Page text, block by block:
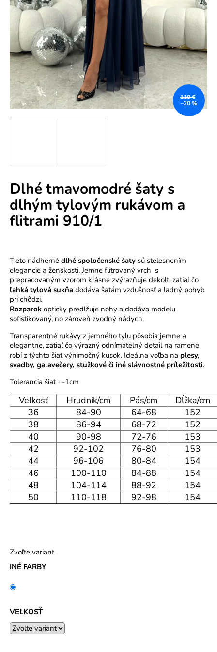
Dlhé tmavomodré šaty s
dlhým tylovým rukávom a
flitrami 910/1
Tieto nádherné dlhé spoločenské šaty sú stelesnením
elegancie a ženskosti. Jemne flitrovaný vrch s
prepracovaným vzorom krásne zvýrazňuje dekolt, zatiaľ čo
ľahká tylová sukňa dodáva šatám vzdušnosť a ladný pohyb
pri chôdzi.
Rozparok opticky predlžuje nohy a dodáva modelu
sofistikovaný, no zároveň zvodný nádych.
Transparentné rukávy z jemného tylu pôsobia jemne a
elegantne, zatiaľ čo výrazný odnímateľný detail na ramene
robí z týchto šiat výnimočný kúsok. Ideálna voľba na plesy,
svadby, galavečery, stužkové či iné slávnostné príležitosti.
Tolerancia šiat +-1cm
Veľkosť Hrudník/cm Pás/cm
Dĺžka/cm
36
84-90 64-68
152
38
86-94 68-72
152
40
90-98 72-76
153
42
92-102 76-80
153
44
96-106 80-84
154
46
100-110 84-88
154
48
104-114 88-92
154
50
110-118 92-98 154
INÉ FARBY
VEĽKOSŤ
Zvoľte variant
118 €
–20 %
e
n
á
j
s
ť
?
O
d
p
o
č
a
m
e